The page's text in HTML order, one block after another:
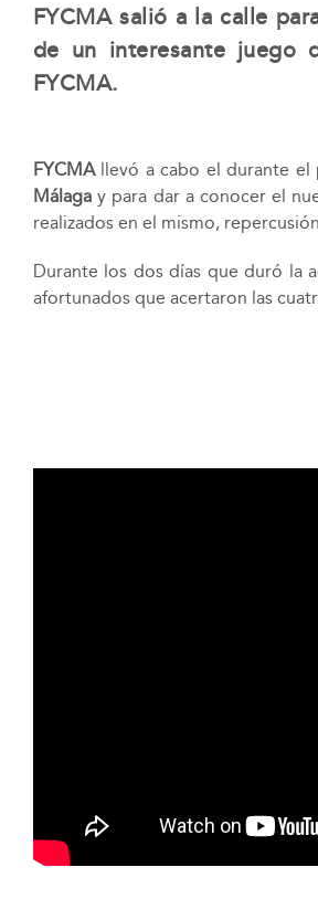
FYCMA salió a la calle
de un interesante juego
FYCMA.
FYCMAllevó a cabo el durante el
Málagay para dar a conocer el
realizados en el mismo,
Durante los dos días que duró la
afortunados que acertaron las